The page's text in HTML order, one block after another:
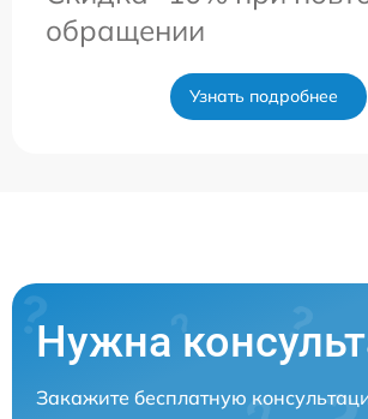
обращении
Узнать подробнее
Нужна
Закажите бесплатную